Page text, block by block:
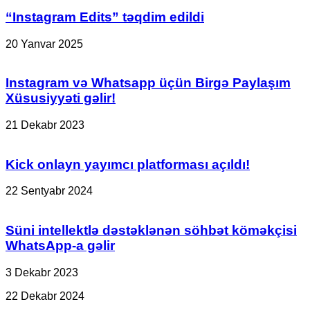
“Instagram Edits” təqdim edildi
20 Yanvar 2025
Instagram və Whatsapp üçün Birgə Paylaşım
Xüsusiyyəti gəlir!
21 Dekabr 2023
Kick onlayn yayımcı platforması açıldı!
22 Sentyabr 2024
Süni intellektlə dəstəklənən söhbət köməkçisi
WhatsApp-a gəlir
3 Dekabr 2023
İddialara
22 Dekabr 2024